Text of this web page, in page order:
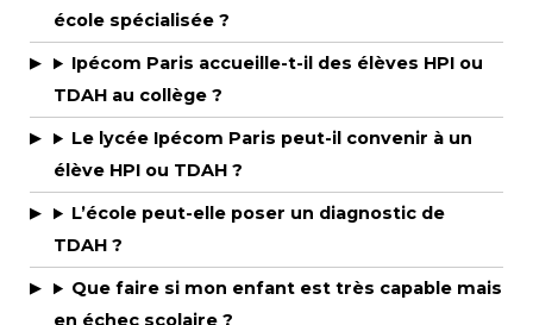
école spécialisée ?
Ipécom Paris accueille-t-il des élèves HPI ou
TDAH au collège ?
Le lycée Ipécom Paris peut-il convenir à un
élève HPI ou TDAH ?
L’école peut-elle poser un diagnostic de
TDAH ?
Que faire si mon enfant est très capable mais
en échec scolaire ?